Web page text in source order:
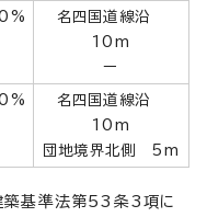
名四国道線沿
10m
ー
名四国道線沿
10m
団地境界北側 5m
築基準法第53条3項に